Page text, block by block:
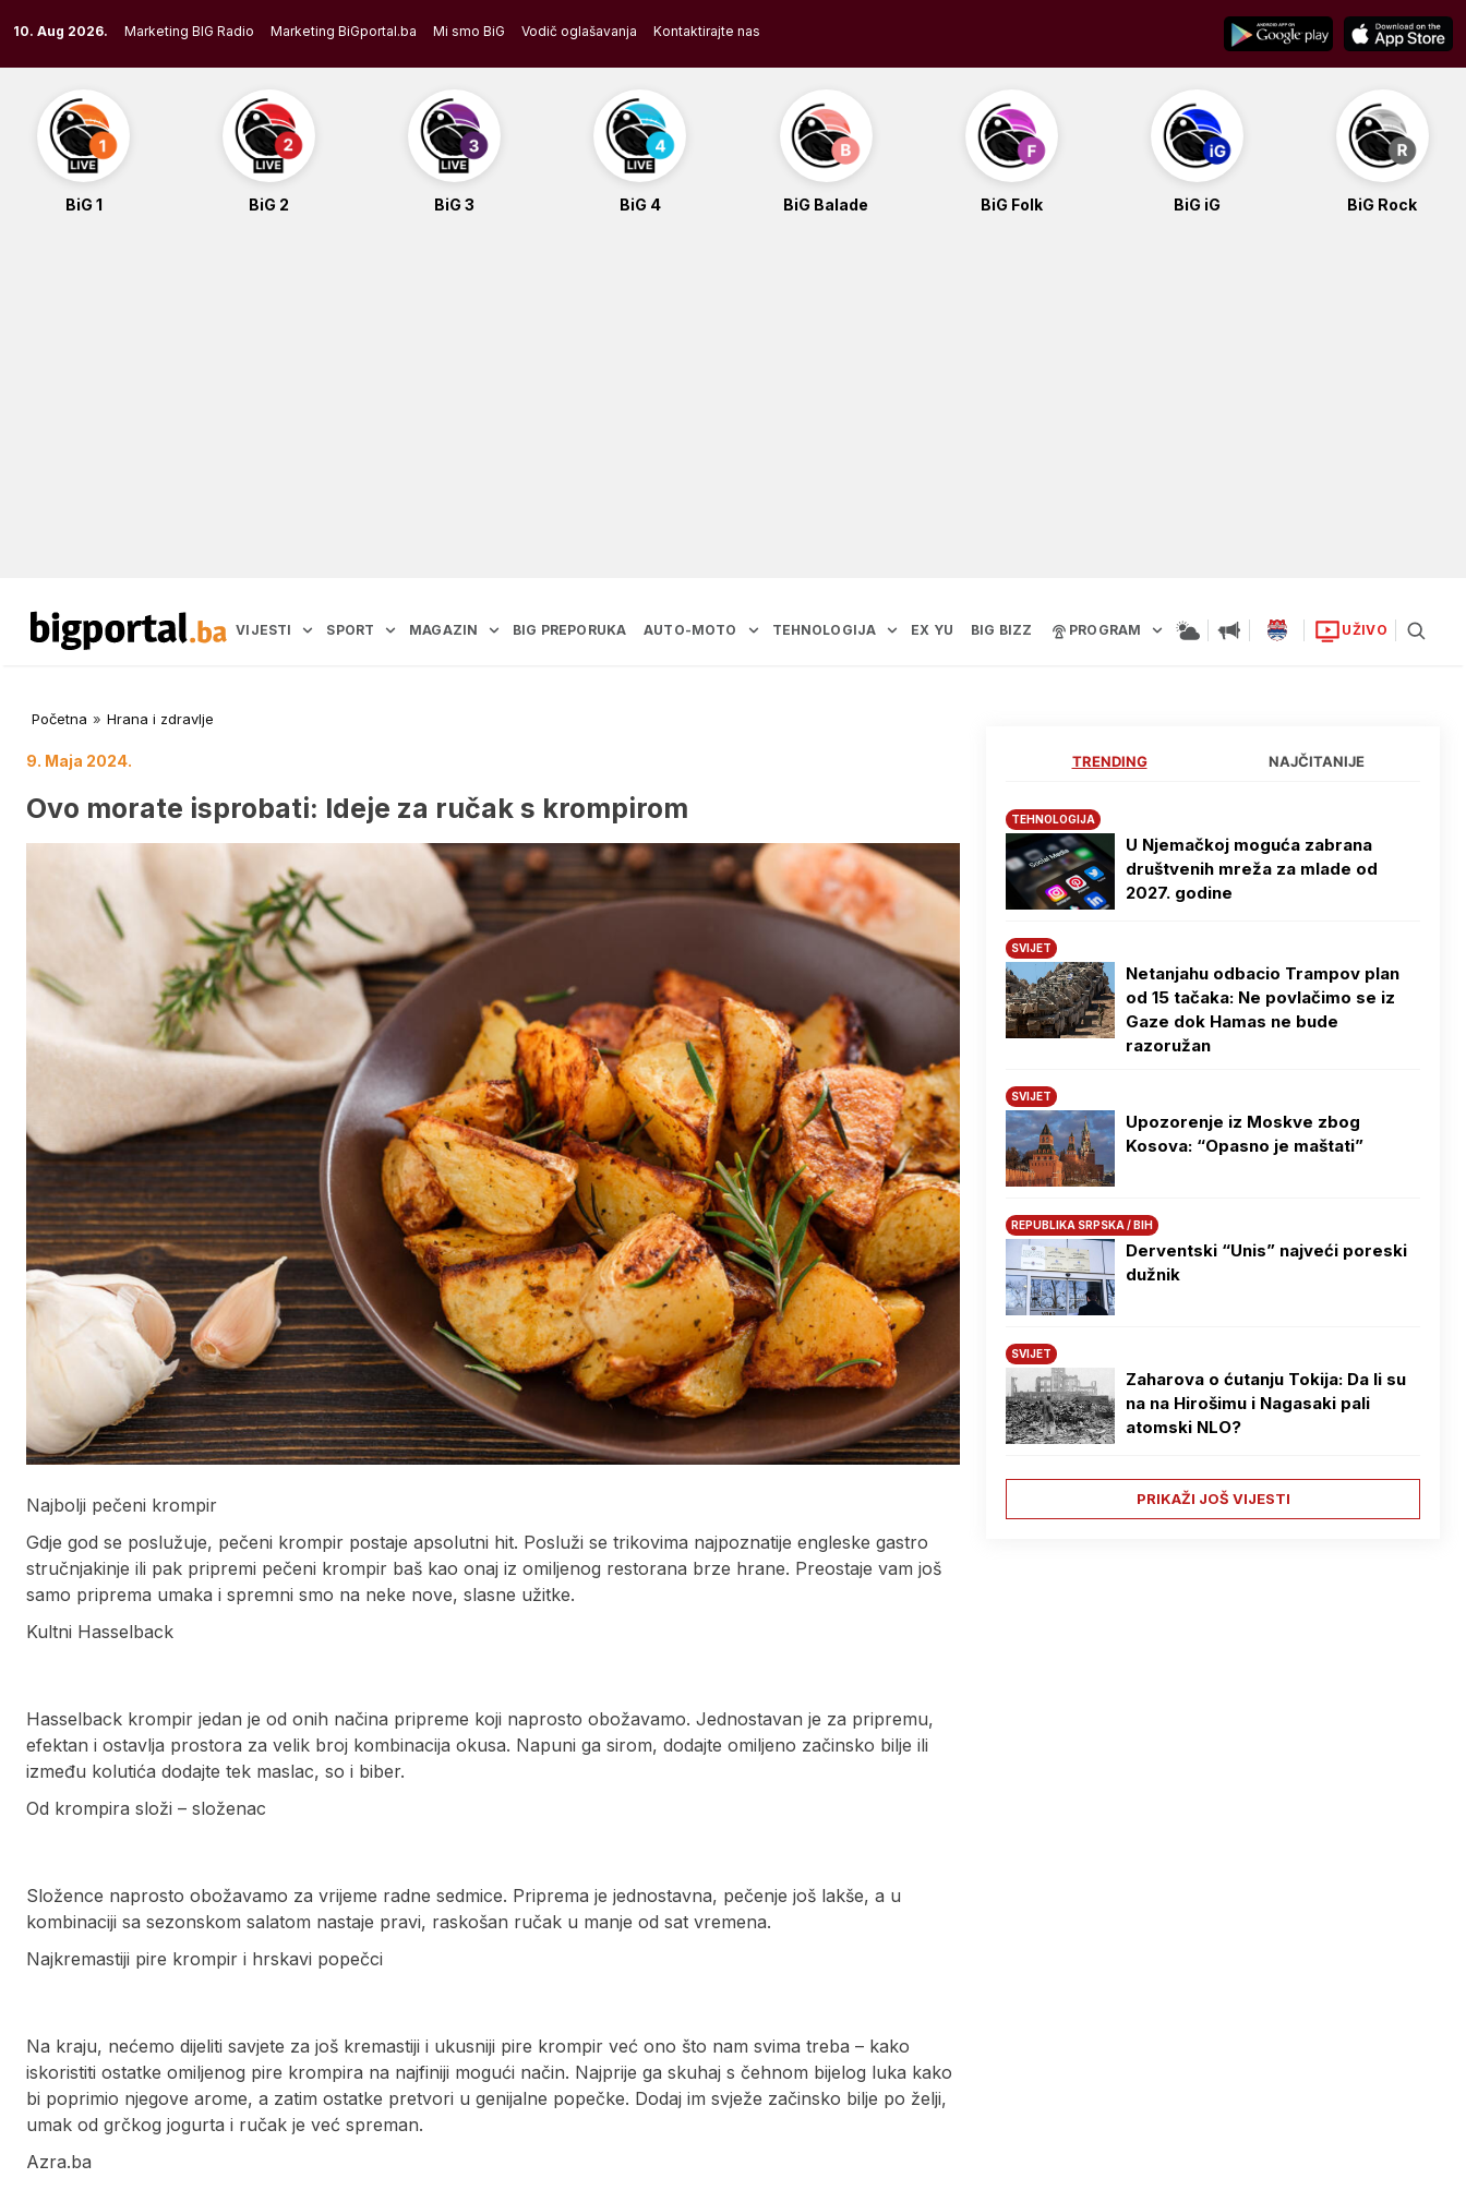
content
10. Aug 2026. Marketing BIG Radio Marketing BiGportal.ba Mi smo BiG Vodič oglašavanja Kontaktirajte nas
BiG 1 BiG 2 BiG 3 BiG 4 BiG Balade BiG Folk BiG iG BiG Rock
VIJESTI SPORT MAGAZIN BIG PREPORUKA AUTO-MOTO TEHNOLOGIJA EX YU BIG BIZZ PROGRAM UŽIVO
Početna » Hrana i zdravlje
9. Maja 2024.
Ovo morate isprobati: Ideje za ručak s krompirom
Najbolji pečeni krompir
Gdje god se poslužuje, pečeni krompir postaje apsolutni hit. Posluži se trikovima najpoznatije engleske gastro
stručnjakinje ili pak pripremi pečeni krompir baš kao onaj iz omiljenog restorana brze hrane. Preostaje vam još
samo priprema umaka i spremni smo na neke nove, slasne užitke.
Kultni Hasselback
Hasselback krompir jedan je od onih načina pripreme koji naprosto obožavamo. Jednostavan je za pripremu,
efektan i ostavlja prostora za velik broj kombinacija okusa. Napuni ga sirom, dodajte omiljeno začinsko bilje ili
između kolutića dodajte tek maslac, so i biber.
Od krompira složi – složenac
Složence naprosto obožavamo za vrijeme radne sedmice. Priprema je jednostavna, pečenje još lakše, a u
kombinaciji sa sezonskom salatom nastaje pravi, raskošan ručak u manje od sat vremena.
Najkremastiji pire krompir i hrskavi popečci
Na kraju, nećemo dijeliti savjete za još kremastiji i ukusniji pire krompir već ono što nam svima treba – kako
iskoristiti ostatke omiljenog pire krompira na najfiniji mogući način. Najprije ga skuhaj s čehnom bijelog luka kako
bi poprimio njegove arome, a zatim ostatke pretvori u genijalne popečke. Dodaj im svježe začinsko bilje po želji,
umak od grčkog jogurta i ručak je već spreman.
Azra.ba
TRENDING NAJČITANIJE
TEHNOLOGIJA
U Njemačkoj moguća zabrana
društvenih mreža za mlade od
2027. godine
SVIJET
Netanjahu odbacio Trampov plan
od 15 tačaka: Ne povlačimo se iz
Gaze dok Hamas ne bude
razoružan
SVIJET
Upozorenje iz Moskve zbog
Kosova: “Opasno je maštati”
REPUBLIKA SRPSKA / BIH
Derventski “Unis” najveći poreski
dužnik
SVIJET
Zaharova o ćutanju Tokija: Da li su
na na Hirošimu i Nagasaki pali
atomski NLO?
PRIKAŽI JOŠ VIJESTI